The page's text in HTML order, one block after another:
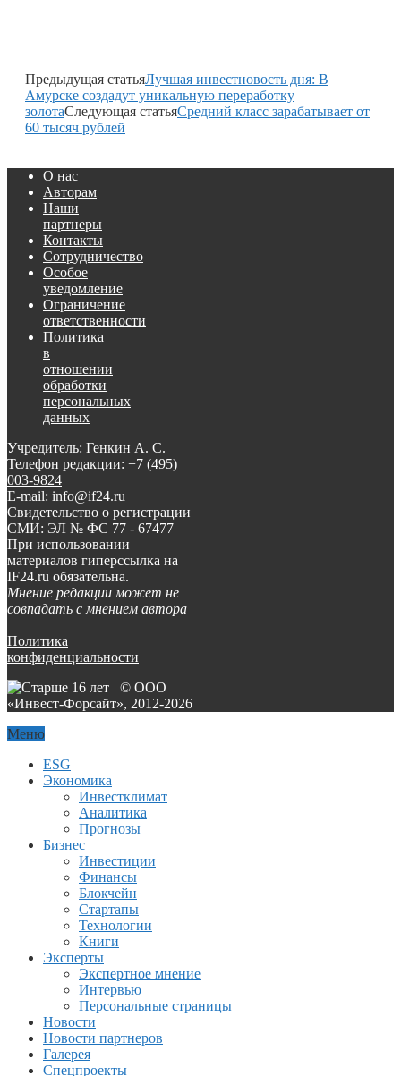
Предыдущая статьяЛучшая инвестновость дня: В
Амурске создадут уникальную переработку
золотаСледующая статьяСредний класс зарабатывает от
60 тысяч рублей
О нас
Авторам
Наши
партнеры
Контакты
Сотрудничество
Особое
уведомление
Ограничение
ответственности
Политика
в
отношении
обработки
персональных
данных
Учредитель: Генкин А. С.
Телефон редакции: +7 (495)
003-9824
E-mail: info@if24.ru
Свидетельство о регистрации
СМИ: ЭЛ № ФС 77 - 67477
При использовании
материалов гиперссылка на
IF24.ru обязательна.
Мнение редакции может не
совпадать с мнением автора
Политика
конфиденциальности
© ООО
«Инвест-Форсайт», 2012-2026
Меню
ESG
Экономика
Инвестклимат
Аналитика
Прогнозы
Бизнес
Инвестиции
Финансы
Блокчейн
Стартапы
Технологии
Книги
Эксперты
Экспертное мнение
Интервью
Персональные страницы
Новости
Новости партнеров
Галерея
Спецпроекты